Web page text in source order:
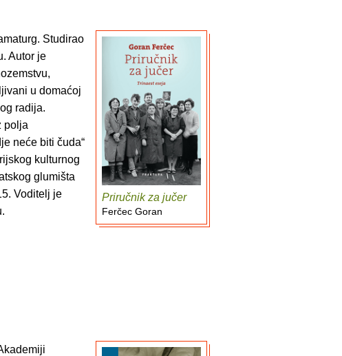
Priručnik za jučer
Ferčec Goran
Studirao
Autor je
u domaćoj
radija.
polja
neće biti čuda“
kulturnog
glumišta
Voditelj je